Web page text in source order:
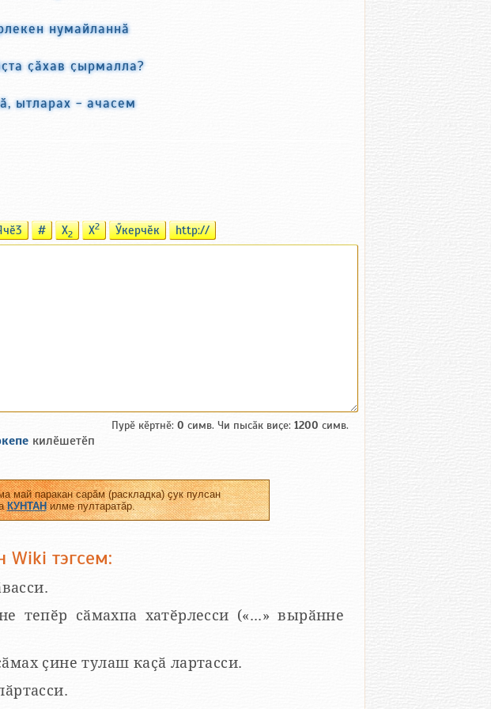
нумайланнӑ
ҫӑхав ҫырмалла?
ытларах - ачасем
# X2 X2 Ӳкерчӗк http://
Пурӗ кӗртнӗ: 0 симв. Чи пысӑк виҫе: 1200 симв.
килӗшетӗп
май паракан сарӑм (раскладка) ҫук пулсан
КУНТАНилме пултаратӑр.
Wiki тэгсем:
тепӗр сӑмахпа хатӗрлесси («...» вырӑнне
ҫине тулаш каҫӑ лартасси.